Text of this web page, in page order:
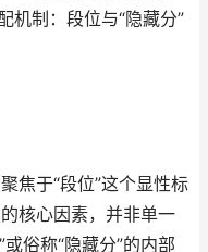
机制：段位与“隐藏分”
焦于“段位”这个显性标
核心因素，并非单一
俗称“隐藏分”的内部